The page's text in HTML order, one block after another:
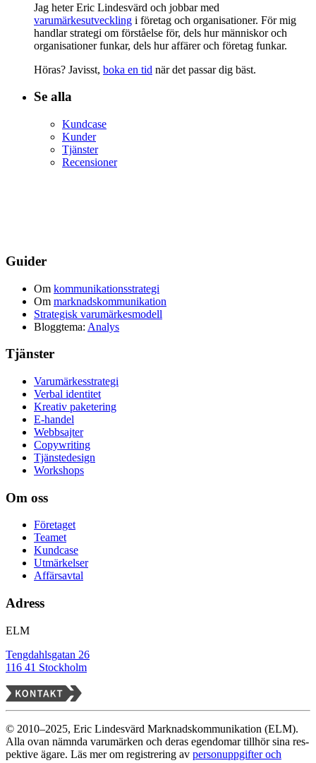
Jag heter Eric Lindesvärd och jobbar med
varumärkesutveckling i företag och organisationer. För mig
handlar strategi om förståelse för, dels hur människor och
organisationer funkar, dels hur affärer och företag funkar.
Höras? Javisst, boka en tid när det passar dig bäst.
Se alla
Kundcase
Kunder
Tjänster
Recensioner
Guider
Om kommunikationsstrategi
Om marknadskommunikation
Strategisk varumärkesmodell
Bloggtema: Analys
Tjänster
Varumärkesstrategi
Verbal identitet
Kreativ paketering
E-handel
Webbsajter
Copywriting
Tjänstedesign
Workshops
Om oss
Företaget
Teamet
Kundcase
Utmärkelser
Affärsavtal
Adress
ELM
Tengdahlsgatan 26
116 41 Stockholm
© 2010–2025, Eric Lindesvärd Marknadskommunikation (ELM).
Alla ovan nämnda varu­märken och deras egen­domar tillhör sina res­
pek­tive ägare. Läs mer om registrering av personuppgifter och